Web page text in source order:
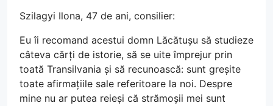
Szilagyi Ilona, 47 de ani, consilier:
Eu îi recomand acestui domn Lăcătușu să studieze
câteva cărți de istorie, să se uite împrejur prin
toată Transilvania și să recunoască: sunt greșite
toate afirmațiile sale referitoare la noi. Despre
mine nu ar putea reieși că strămoșii mei sunt